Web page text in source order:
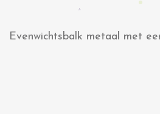
Evenwichtsbalk metaal met